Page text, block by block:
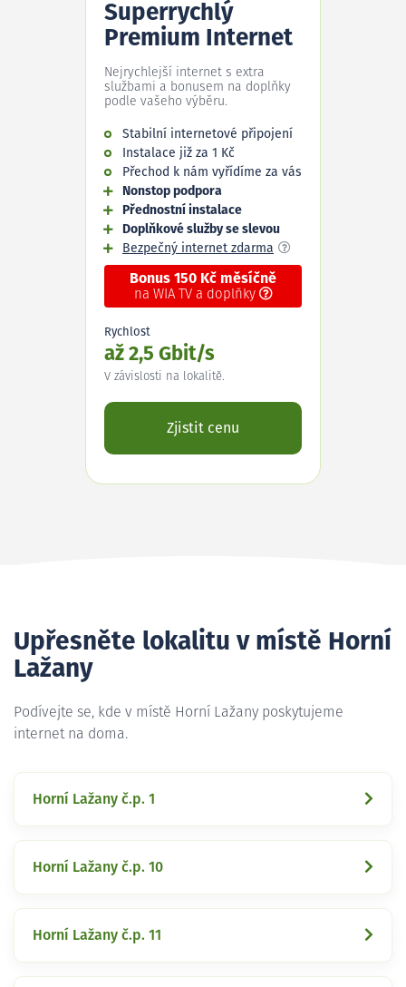
Superrychlý
Premium Internet
Nejrychlejší internet s extra
službami a bonusem na doplňky
podle vašeho výběru.
Stabilní internetové připojení
Instalace již za 1 Kč
Přechod k nám vyřídíme za vás
Nonstop podpora
Přednostní instalace
Doplňkové služby se slevou
Bezpečný internet zdarma
Bonus 150 Kč měsíčně
na WIA TV a doplňky
Rychlost
až 2,5 Gbit/s
V závislosti na lokalitě.
Zjistit cenu
Upřesněte lokalitu v místě Horní
Lažany
Podívejte se, kde v místě Horní Lažany poskytujeme
internet na doma.
Horní Lažany č.p. 1
Horní Lažany č.p. 10
Horní Lažany č.p. 11